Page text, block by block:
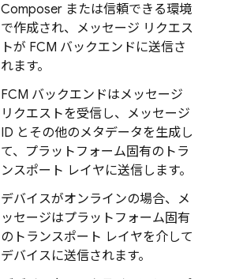
Composer または信頼できる環境
で作成され、メッセージ リクエス
トが FCM バックエンドに送信さ
れます。
FCM バックエンドはメッセージ
リクエストを受信し、メッセージ
ID とその他のメタデータを生成し
て、プラットフォーム固有のトラ
ンスポート レイヤに送信します。
デバイスがオンラインの場合、メ
ッセージはプラットフォーム固有
のトランスポート レイヤを介して
デバイスに送信されます。